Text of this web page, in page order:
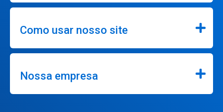
Como usar nosso site
Nossa empresa